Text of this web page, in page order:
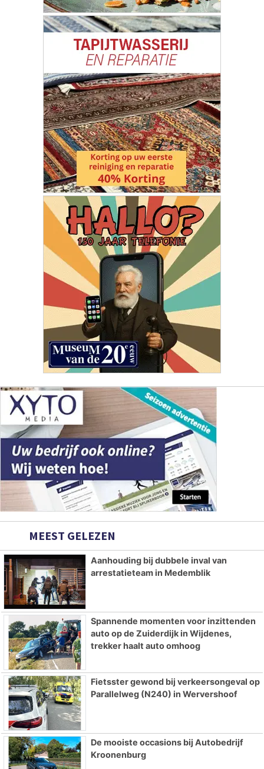
MEEST GELEZEN
Aanhouding bij dubbele inval van
arrestatieteam in Medemblik
Spannende momenten voor inzittenden
auto op de Zuiderdijk in Wijdenes,
trekker haalt auto omhoog
Fietsster gewond bij verkeersongeval op
Parallelweg (N240) in Wervershoof
De mooiste occasions bij Autobedrijf
Kroonenburg